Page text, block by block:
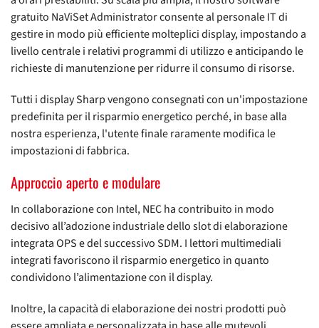
gratuito NaViSet Administrator consente al personale IT di
gestire in modo più efficiente molteplici display, impostando a
livello centrale i relativi programmi di utilizzo e anticipando le
richieste di manutenzione per ridurre il consumo di risorse.
Tutti i display Sharp vengono consegnati con un'impostazione
predefinita per il risparmio energetico perché, in base alla
nostra esperienza, l'utente finale raramente modifica le
impostazioni di fabbrica.
Approccio aperto e modulare
In collaborazione con Intel, NEC ha contribuito in modo
decisivo all’adozione industriale dello slot di elaborazione
integrata OPS e del successivo SDM. I lettori multimediali
integrati favoriscono il risparmio energetico in quanto
condividono l’alimentazione con il display.
Inoltre, la capacità di elaborazione dei nostri prodotti può